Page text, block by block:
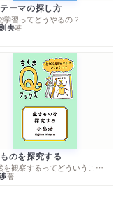
ーマの探し方
習ってどうやるの？
夫著
のを探究する
─自然を観察するってどういうこと？
著